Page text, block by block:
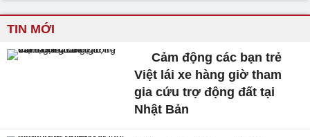
TIN MỚI
Cảm động các bạn trẻ
Việt lái xe hàng giờ tham
gia cứu trợ động đất tại
Nhật Bản